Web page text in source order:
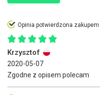
Opinia potwierdzona zakupem
Krzysztof
2020-05-07
Zgodne z opisem polecam